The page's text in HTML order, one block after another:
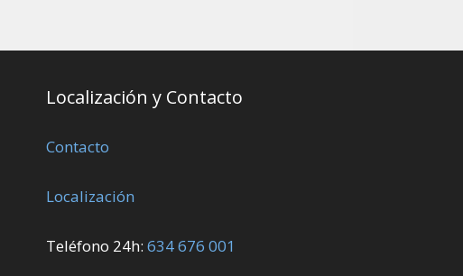
Localización y Contacto
Contacto
Localización
Teléfono 24h: 634 676 001